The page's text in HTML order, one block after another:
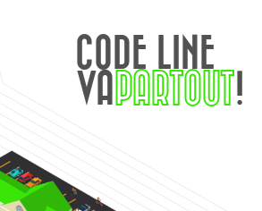
CODE LINE
VAPARTOUT!